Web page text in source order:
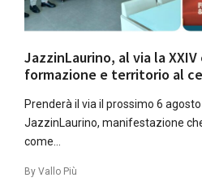
JazzinLaurino, al via la
formazione e territorio al
Prenderà il via il prossimo 6
JazzinLaurino, manifestazione
come…
By Vallo Più